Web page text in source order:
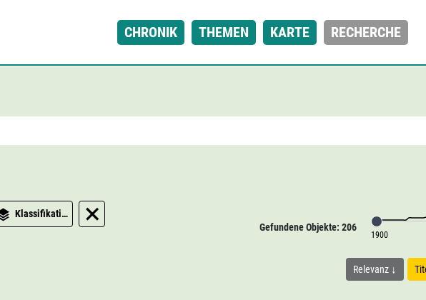
CHRONIK THEMEN KARTE RECHERCHE
Klassifikation
Gefundene Objekte: 206
1900
Relevanz